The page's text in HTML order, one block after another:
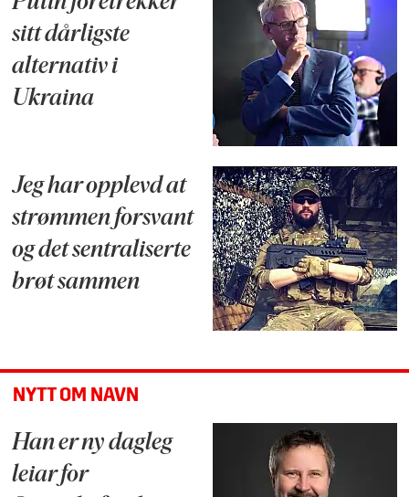
sitt dårligste
alternativ i
Ukraina
Jeg har opplevd at
strømmen forsvant
og det sentraliserte
brøt sammen
NYTT OM NAVN
Han er ny dagleg
leiar for